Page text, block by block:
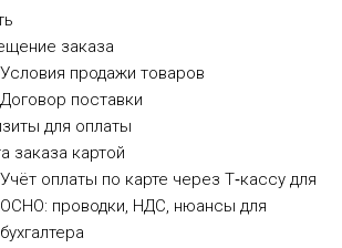
заказа
Условия продажи товаров
Договор поставки
для оплаты
заказа картой
Учёт оплаты по карте через Т‑кассу для
ОСНО: проводки, НДС, нюансы для
бухгалтера